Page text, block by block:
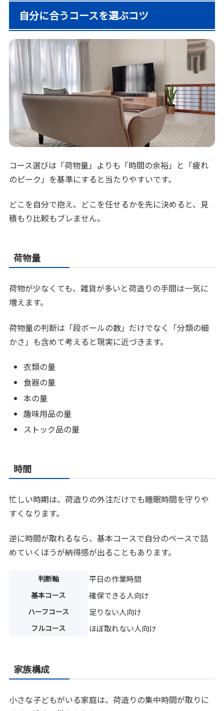
自分に合うコースを選ぶコツ
コース選びは「荷物量」よりも「時間の余裕」と「疲れ
のピーク」を基準にすると当たりやすいです。
どこを自分で抱え、どこを任せるかを先に決めると、見
積もり比較もブレません。
荷物量
荷物が少なくても、雑貨が多いと荷造りの手間は一気に
増えます。
荷物量の判断は「段ボールの数」だけでなく「分類の細
かさ」も含めて考えると現実に近づきます。
衣類の量
食器の量
本の量
趣味用品の量
ストック品の量
時間
忙しい時期は、荷造りの外注だけでも睡眠時間を守りや
すくなります。
逆に時間が取れるなら、基本コースで自分のペースで詰
めていくほうが納得感が出ることもあります。
判断軸 平日の作業時間
基本コース 確保できる人向け
ハーフコース 足りない人向け
フルコース ほぼ取れない人向け
家族構成
小さな子どもがいる家庭は、荷造りの集中時間が取りに